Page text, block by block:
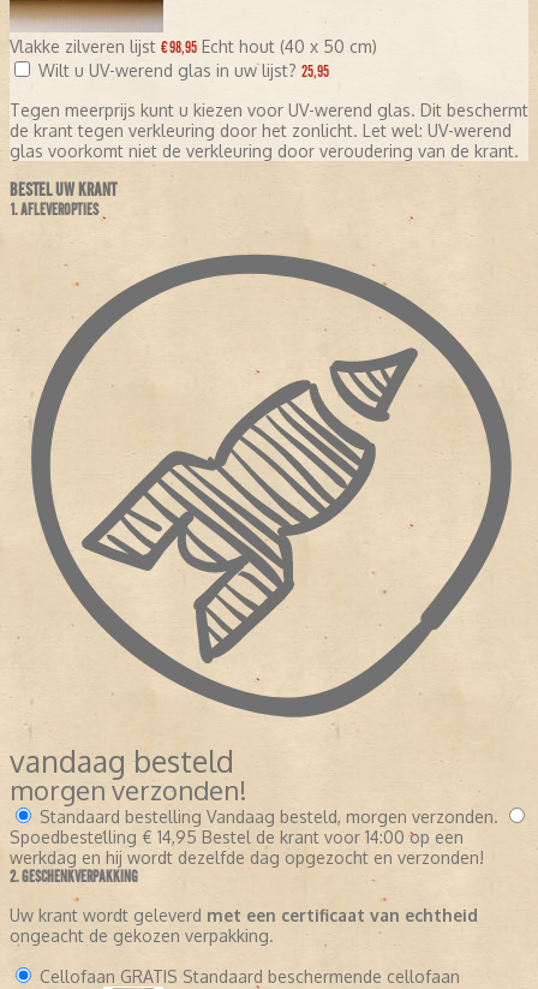
Vlakke zilveren lijst € 98,95 Echt hout (40 x 50 cm)
Wilt u UV-werend glas in uw lijst? 25,95
Tegen meerprijs kunt u kiezen voor UV-werend glas. Dit beschermt
de krant tegen verkleuring door het zonlicht. Let wel: UV-werend
glas voorkomt niet de verkleuring door veroudering van de krant.
BESTEL UW KRANT
1. AFLEVEROPTIES
vandaag besteld
morgen verzonden!
Standaard bestelling Vandaag besteld, morgen verzonden.
Spoedbestelling € 14,95 Bestel de krant voor 14:00 op een
werkdag en hij wordt dezelfde dag opgezocht en verzonden!
2. GESCHENKVERPAKKING
Uw krant wordt geleverd met een certificaat van echtheid
ongeacht de gekozen verpakking.
Cellofaan GRATIS Standaard beschermende cellofaan